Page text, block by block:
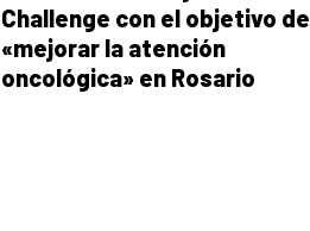
Challenge con el objetivo de
«mejorar la atención
oncológica» en Rosario